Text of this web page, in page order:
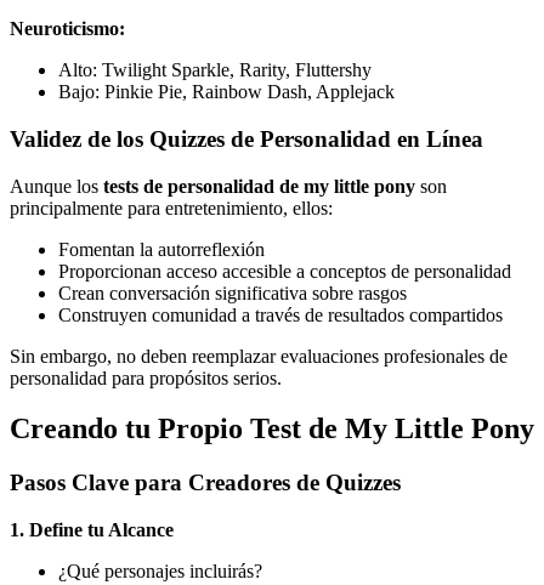
Neuroticismo:
Alto: Twilight Sparkle, Rarity, Fluttershy
Bajo: Pinkie Pie, Rainbow Dash, Applejack
Validez de los Quizzes de Personalidad en Línea
Aunque los tests de personalidad de my little pony son
principalmente para entretenimiento, ellos:
Fomentan la autorreflexión
Proporcionan acceso accesible a conceptos de personalidad
Crean conversación significativa sobre rasgos
Construyen comunidad a través de resultados compartidos
Sin embargo, no deben reemplazar evaluaciones profesionales de
personalidad para propósitos serios.
Creando tu Propio Test de My Little Pony
Pasos Clave para Creadores de Quizzes
1. Define tu Alcance
¿Qué personajes incluirás?